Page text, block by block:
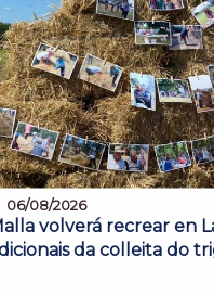
06/08/2026
volverá recrear en
da colleita do